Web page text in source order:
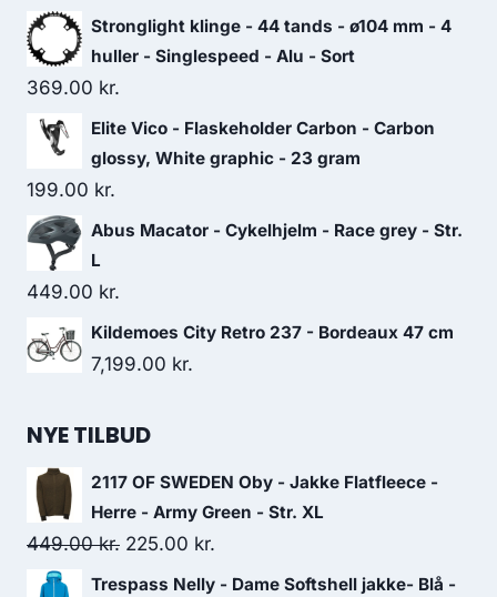
Stronglight klinge - 44 tands - ø104 mm - 4
huller - Singlespeed - Alu - Sort
369.00 kr.
Elite Vico - Flaskeholder Carbon - Carbon
glossy, White graphic - 23 gram
199.00 kr.
Abus Macator - Cykelhjelm - Race grey - Str.
L
449.00 kr.
Kildemoes City Retro 237 - Bordeaux 47 cm
7,199.00 kr.
NYE TILBUD
2117 OF SWEDEN Oby - Jakke Flatfleece -
Herre - Army Green - Str. XL
449.00kr. Original
price
225.00 kr.
price
Trespass Nelly - Dame Softshell jakke- Blå -